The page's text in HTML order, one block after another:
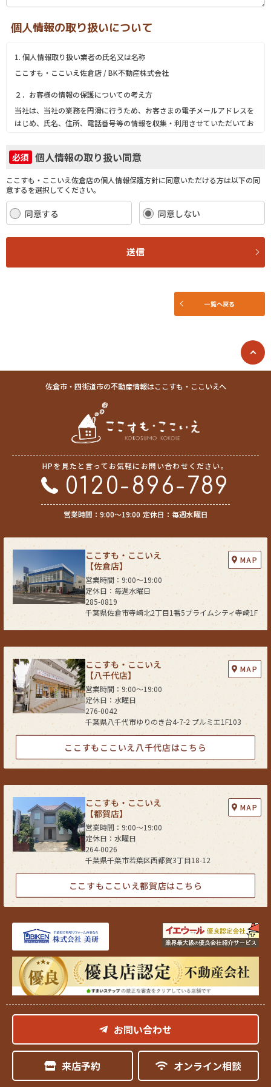
個人情報の取り扱いについて
1. 個人情報取り扱い業者の氏名又は名称
ここすも・ここいえ佐倉店 / BK不動産株式会社
２．お客様の情報の保護についての考え方
当社は、当社の業務を円滑に行うため、お客さまの電子メールアドレスを
はじめ、氏名、住所、電話番号等の情報を収集・利用させていただいてお
当社は、これらのお客さまの個人情報（以下「お客さま情報」といいま
す。）の適正な保護を重大な責務と認識し、この責務を果たすために、次
(1) お客さま情報に適用される個人情報の保護に関する法律その他の関係
法令を遵守し、適切に取り扱います。また、適宜取扱いの改善に努めま
す。
(2) お客さま情報の取扱いに関する規程を明確にし、従業者に周知徹底し
ます。また、取引先等に対しても適切にお客さま情報を取り扱うように要
(5) 保有するお客さま情報について、お客さま本人からの開示、訂正、削
具体的には、以下の内容に従ってお客さま情報の取り扱いをいたします。
３．お客様の情報の利用目的
当社は、不動産についてのサービスをお客さまにご利用いただくにあた
り、各種の申込みの受付、訪問、提案、見積、各種の工事やサービス提供
等の機会に、当社が直接あるいは協力会社又は業務委託先等を通じて、お
客さまの個人情報（お客さまの電子メールアドレス、氏名、住所、電話番
号等）を取得いたしますが、これらの個人情報は下記の目的に利用させて
いただきます。
(1) 不動産についてのサービスの提供
(2) 不動産についてのサービスのアフターサービスの提供
(3) 不動産についてのサービスのお知らせ・ＰＲ、調査・データ集積、研
(4) ウェブサイトシステム管理会社（以下「サイト管理会社」といいま
(5) その他上記(1)から(4)に附随する業務の実施
なお、当社は、サイト管理会社が提供するサービス改善に必要な範囲で、
お客様の個人データをサイト管理会社に提供します。
このように提供された個人データにつきましては、サイト管理会社におい
て管理されることとなります。
サイト管理会社は、そのサービスの改善・向上を目指すことに加え、メー
ルマガジンなどによる情報提供、お客様による購買の分析をして、当社の
事業運営を改善するために、個人データ（お客様が指定された他の方の宛
先情報を除く）を利用します。
当社は、サイト管理会社に対し、個人情報保護法を遵守し、お客様のプラ
イバシーに配慮した個人情報の取り扱いをすることを規約などで義務づけ
ております。
４．お客様情報の第三者への開示・提供
当社は、前項3．の利用目的に記載した場合及び以下のいずれかに該当す
る場合を除き、お客さま情報を第三者へ開示又は提供いたしません。
(1) ご本人の同意がある場合
(2) 法令に基づき開示・提供を求められた場合
(3) 人の生命、身体又は財産の保護のために必要な場合であって、お客さま
の同意を得ることが困難である場合
(4) 公衆衛生の向上又は児童の健全な育成の推進のために特に必要がある
場合であって、お客さまの同意を得ることが困難である場合
(5) 国又は地方公共団体等が公的な事務を実施する上で、協力する必要が
ある場合であって、お客さまの同意を得ることにより当該事務の遂行に支
障を及ぼすおそれがある場合
(6) 次項5．に掲げる者に対して提供する場合
５．お客様情報の開示
当社が保有するお客さま情報に関して、お客さまご自身の情報の開示をご
た上で、合理的な期間及び範囲で回答いたします。
６．お客様情報の訂正等
当社が保有するお客さま情報に関して、お客さまご自身の情報の利用停止
または消去をご希望される場合には、お申し出いただいた方がご本人であ
ることを確認した上で、合理的な期間及び範囲で利用停止又は消去をいた
これらの情報等の一部又は全部を利用停止または消去した場合、不本意な
がらご要望にそったサービスの提供ができなくなることがありますので、
ご理解とご協力を賜りますようお願い申し上げます。
（なお、関係法令に基づき保有しております情報については、利用停止ま
たは消去のお申し出には応じられない場合があります。）
必須 個人情報の取り扱い同意
ここすも・ここいえ佐倉店の個人情報保護方針に同意いただける方は以下の同
意するを選択してください。
同意する 同意しない
送信
一覧へ戻る
佐倉市・四街道市の不動産情報はここすも・ここいえへ
HPを見たと言ってお気軽にお問い合わせください。
0120-896-789
営業時間：9:00〜19:00 定休日：毎週水曜日
ここすも・ここいえ
【佐倉店】
285-0819
千葉県佐倉市寺崎北2丁目1番5プライムシティ寺崎1F
営業時間：9:00〜19:00
定休日：毎週水曜日
MAP
ここすも・ここいえ
【八千代店】
276-0042
千葉県八千代市ゆりのき台4-7-2 プルミエ1F103
営業時間：9:00〜19:00
定休日：水曜日
MAP
ここすもここいえ八千代店はこちら
ここすも・ここいえ
【都賀店】
264-0026
千葉県千葉市若葉区西都賀3丁目18-12
営業時間：9:00〜19:00
定休日：水曜日
MAP
ここすもここいえ都賀店はこちら
お問い合わせ
来店予約 オンライン相談